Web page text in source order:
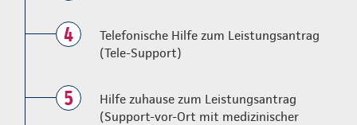
4
Telefonische Hilfe zum Leistungsantrag
(Tele-Support)
5
Hilfe zuhause zum Leistungsantrag
(Support-vor-Ort mit medizinischer